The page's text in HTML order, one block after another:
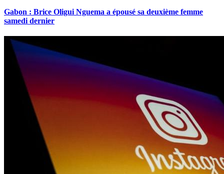
Gabon : Brice Oligui Nguema a épousé sa deuxième femme
samedi dernier